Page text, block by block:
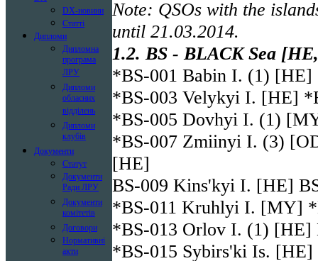
DX-новини
Статті
Дипломи
Дипломна
програма
ЛРУ
Дипломи
обласних
відділень
Дипломи
клубів
Документи
Статут
Документи
Ради ЛРУ
Документи
комітетів
Договори
Нормативні
акти
Note: QSOs with the
until 21.03.2014.
1.2. BS - BLACK Sea
*BS-001 Babin I. (1)
*BS-003 Velykyi I. [HE]
*BS-005 Dovhyi I. (1)
*BS-007 Zmiinyi I. (3)
[HE]
BS-009 Kins'kyi I. [HE]
*BS-011 Kruhlyi I. [MY]
*BS-013 Orlov I. (1)
*BS-015 Sybirs'ki Is.